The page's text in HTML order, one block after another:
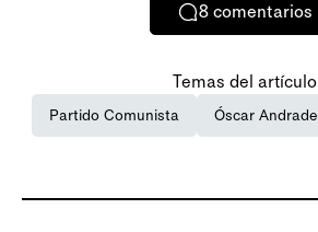
8 comentarios
Temas del artículo
Partido Comunista Óscar Andrade